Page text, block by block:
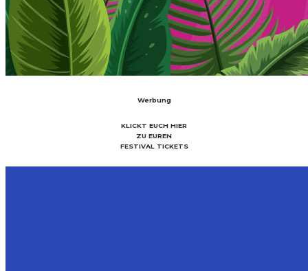
Werbung
KLICKT EUCH HIER
ZU EUREN
FESTIVAL TICKETS